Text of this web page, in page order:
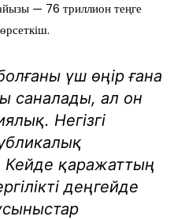
— 76 триллион теңге
үш өңір ғана
саналады, ал он
Негізгі
Кейде қаражаттың
деңгейде